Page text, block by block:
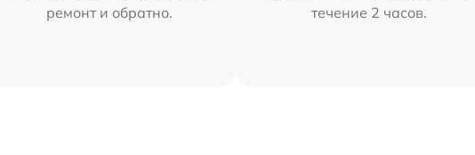
ремонт и обратно.
течение 2 часов.